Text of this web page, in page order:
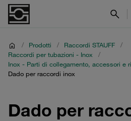
/ Prodotti / Raccordi STAUFF
/
Raccordi per tubazioni - Inox
/
Inox - Parti di collegamento, accessori e
Dado per raccordi inox
Dado per